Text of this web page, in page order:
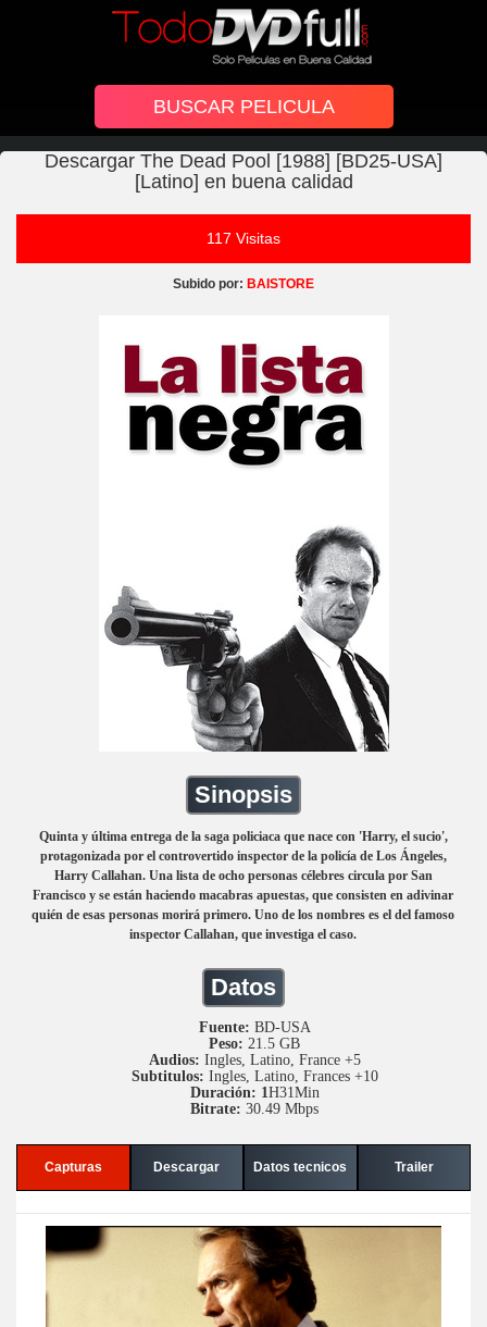
Descargar The Dead Pool [1988] [BD25-USA]
[Latino] en buena calidad
117 Visitas
Subido por: BAISTORE
Sinopsis
Quinta y última entrega de la saga policiaca que nace con 'Harry, el sucio',
protagonizada por el controvertido inspector de la policía de Los Ángeles,
Harry Callahan. Una lista de ocho personas célebres circula por San
Francisco y se están haciendo macabras apuestas, que consisten en adivinar
quién de esas personas morirá primero. Uno de los nombres es el del famoso
inspector Callahan, que investiga el caso.
Datos
Fuente: BD-USA
Peso: 21.5 GB
Audios: Ingles, Latino, France +5
Subtitulos: Ingles, Latino, Frances +10
Duración: 1H31Min
Bitrate: 30.49 Mbps
Capturas Descargar Datos tecnicos Trailer